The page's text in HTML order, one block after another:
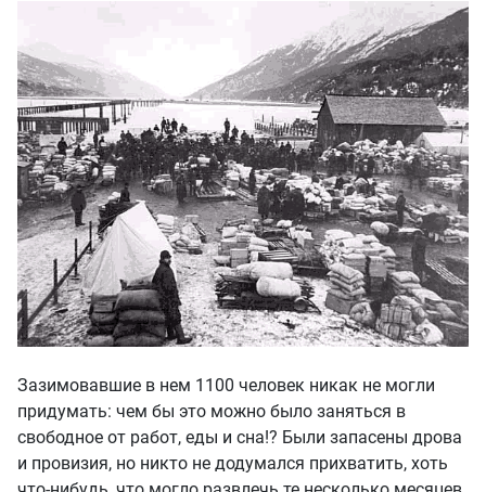
Зазимовавшие в нем 1100 человек никак не могли
придумать: чем бы это можно было заняться в
свободное от работ, еды и сна!? Были запасены дрова
и провизия, но никто не додумался прихватить, хоть